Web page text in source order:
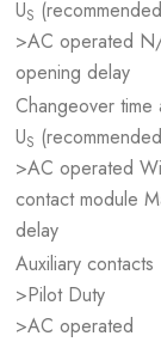
US
>AC operated
opening delay
Changeover time
US
>AC operated
contact module
delay
Auxiliary contacts
>Pilot Duty
>AC operated